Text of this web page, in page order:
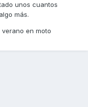
unos cuantos
más.
en moto